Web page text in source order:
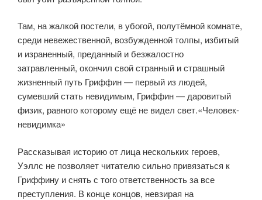
Там, на жалкой постели, в убогой, полутёмной комнате,
среди невежественной, возбужденной толпы, избитый
и израненный, преданный и безжалостно
затравленный, окончил свой странный и страшный
жизненный путь Гриффин — первый из людей,
сумевший стать невидимым, Гриффин — даровитый
физик, равного которому ещё не видел свет.«Человек-
невидимка»
Рассказывая историю от лица нескольких героев,
Уэллс не позволяет читателю сильно привязаться к
Гриффину и снять с того ответственность за все
преступления. В конце концов, невзирая на